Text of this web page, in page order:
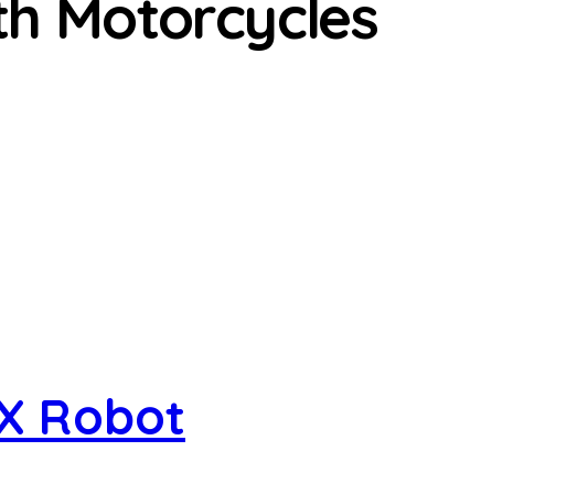
Motorcycles
Robot